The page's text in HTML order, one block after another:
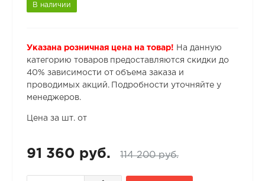
В наличии
Указана розничная цена на товар! На данную
категорию товаров предоставляются скидки до
40% зависимости от объема заказа и
проводимых акций. Подробности уточняйте у
менеджеров.
Цена за шт. от
91 360 руб. 114 200 руб.